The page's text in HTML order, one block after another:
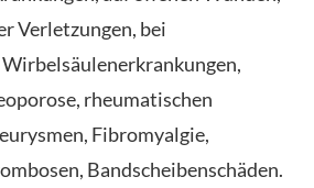
Verletzungen, bei
rheumatischen
Fibromyalgie,
Bandscheibenschäden.